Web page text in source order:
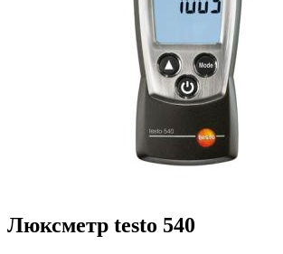
Люксметр testo 540